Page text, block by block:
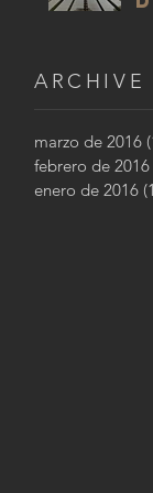
ARCHIVE
marzo de 2016
febrero de 2016
enero de 2016